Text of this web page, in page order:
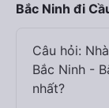
Bắc Ninh đi
Câu hỏi:
Bắc Ninh -
nhất?